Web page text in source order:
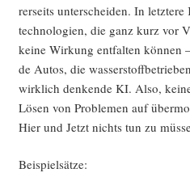
rer­seits unter­schei­den. In
tech­no­lo­gien, die ganz kurz vor
kei­ne Wir­kung ent­fal­ten kön­nen
de Autos, die
wirk­lich den­ken­de KI. Also,
Lösen von Pro­ble­men auf
Hier und Jetzt nichts tun zu
Bei­spiel­sät­ze: